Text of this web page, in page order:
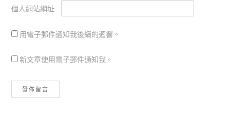
個人網站網址
用電子郵件通知我後續的迴響。
新文章使用電子郵件通知我。